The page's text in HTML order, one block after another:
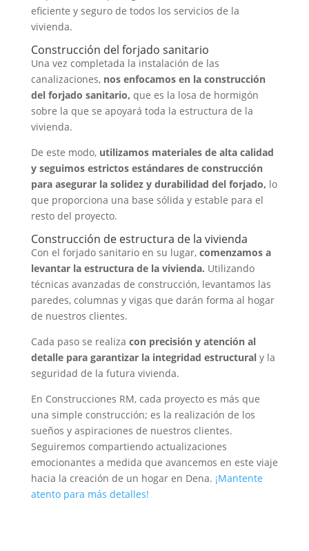
eficiente y seguro de todos los servicios de la
vivienda.
Construcción del forjado sanitario
Una vez completada la instalación de las
canalizaciones, nos enfocamos en la construcción
del forjado sanitario, que es la losa de hormigón
sobre la que se apoyará toda la estructura de la
vivienda.
De este modo, utilizamos materiales de alta calidad
y seguimos estrictos estándares de construcción
para asegurar la solidez y durabilidad del forjado, lo
que proporciona una base sólida y estable para el
resto del proyecto.
Construcción de estructura de la vivienda
Con el forjado sanitario en su lugar, comenzamos a
levantar la estructura de la vivienda. Utilizando
técnicas avanzadas de construcción, levantamos las
paredes, columnas y vigas que darán forma al hogar
de nuestros clientes.
Cada paso se realiza con precisión y atención al
detalle para garantizar la integridad estructuraly la
seguridad de la futura vivienda.
En Construcciones RM, cada proyecto es más que
una simple construcción; es la realización de los
sueños y aspiraciones de nuestros clientes.
Seguiremos compartiendo actualizaciones
emocionantes a medida que avancemos en este viaje
hacia la creación de un hogar en Dena. ¡Mantente
atento para más detalles!